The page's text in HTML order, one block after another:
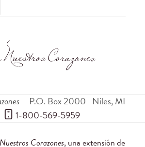
P.O. Box 2000 Niles,MI
1-800-569-5959
Corazones, una extensión de